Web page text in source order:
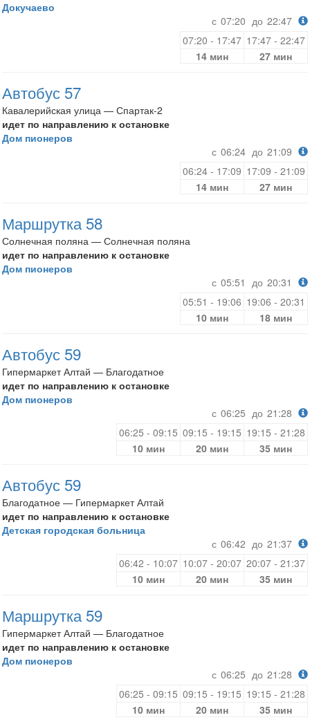
Докучаево
с 07:20 до 22:47
07:20 - 17:47 17:47 - 22:47
14 мин
27 мин
Автобус 57
Кавалерийская улица — Спартак-2
идет по направлению к остановке
Дом пионеров
с 06:24 до 21:09
06:24 - 17:09 17:09 - 21:09
14 мин
27 мин
Маршрутка 58
Солнечная поляна — Солнечная поляна
идет по направлению к остановке
Дом пионеров
с 05:51 до 20:31
05:51 - 19:06 19:06 - 20:31
10 мин
18 мин
Автобус 59
Гипермаркет Алтай — Благодатное
идет по направлению к остановке
Дом пионеров
с 06:25 до 21:28
06:25 - 09:15 09:15 - 19:15 19:15 - 21:28
10 мин
20 мин 35 мин
Автобус 59
Благодатное — Гипермаркет Алтай
идет по направлению к остановке
Детская городская больница
с 06:42 до 21:37
06:42 - 10:07 10:07 - 20:07 20:07 - 21:37
10 мин
20 мин 35 мин
Маршрутка 59
Гипермаркет Алтай — Благодатное
идет по направлению к остановке
Дом пионеров
с 06:25 до 21:28
06:25 - 09:15 09:15 - 19:15 19:15 - 21:28
10 мин
20 мин 35 мин